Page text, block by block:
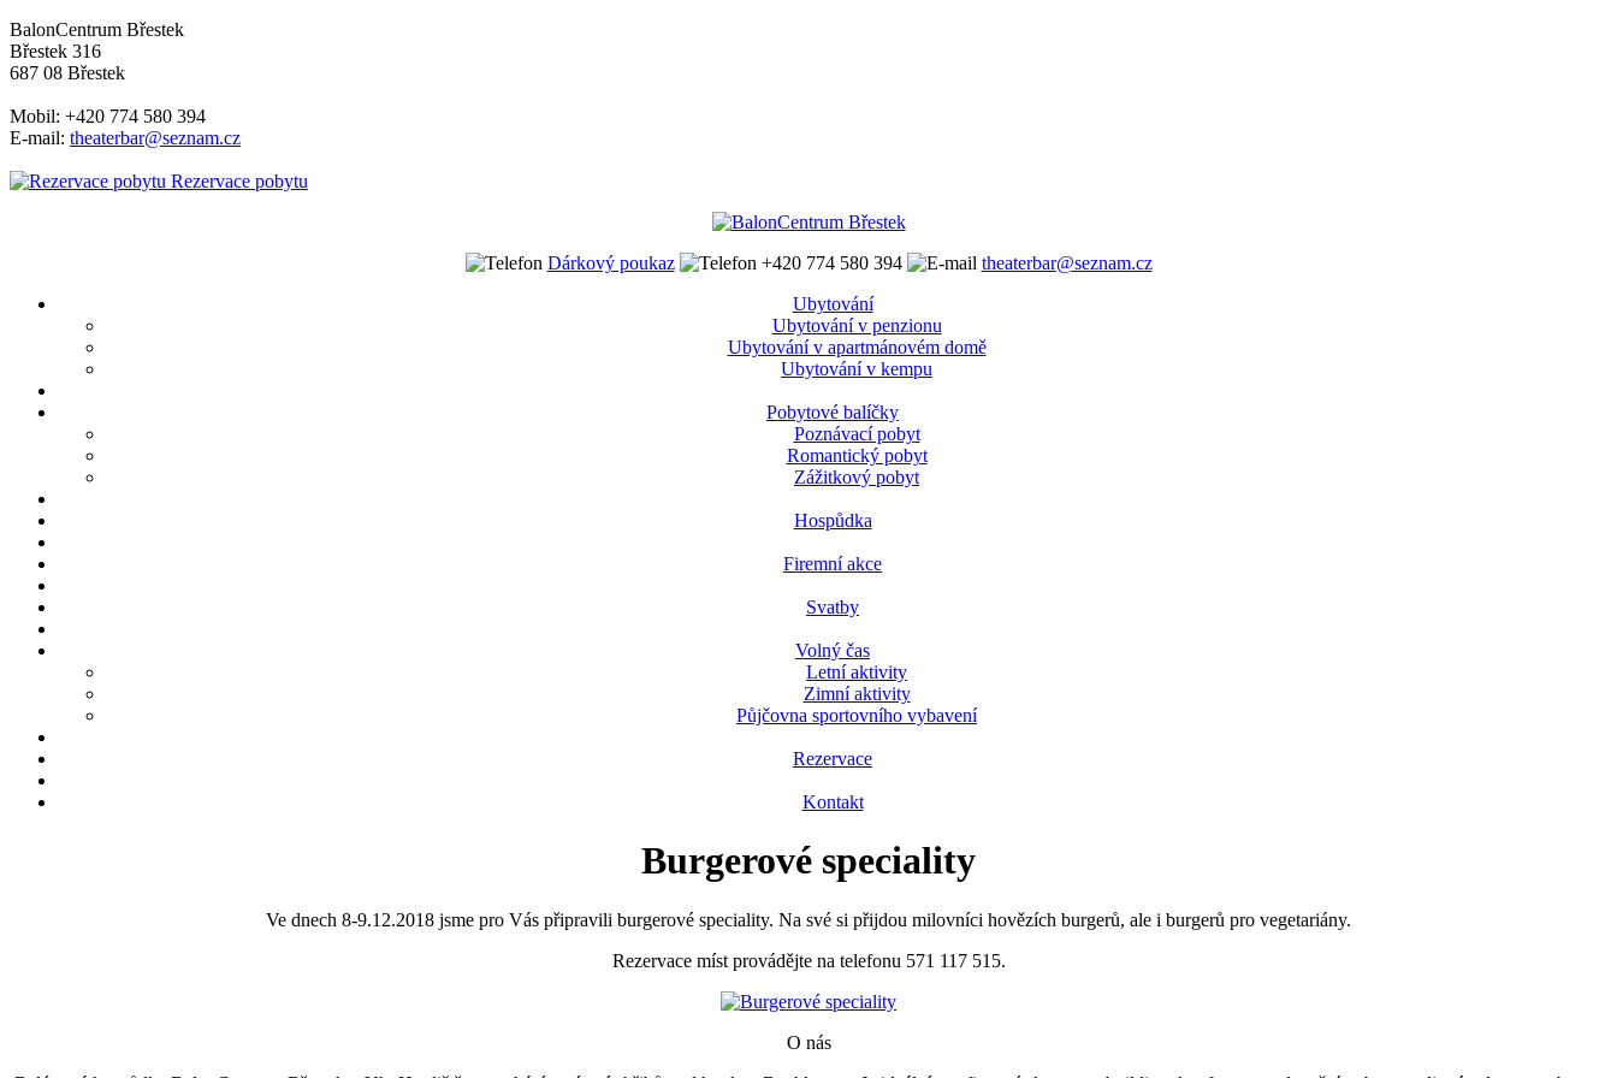
BalonCentrum Břestek
Břestek 316
687 08 Břestek
Mobil: +420 774 580 394
E-mail: theaterbar@seznam.cz
Rezervace pobytu
Dárkový poukaz +420 774 580 394
theaterbar@seznam.cz
Ubytování
Ubytování v penzionu
Ubytování v apartmánovém domě
Ubytování v kempu
Pobytové balíčky
Poznávací pobyt
Romantický pobyt
Zážitkový pobyt
Hospůdka
Firemní akce
Svatby
Volný čas
Letní aktivity
Zimní aktivity
Půjčovna sportovního vybavení
Rezervace
Kontakt
Burgerové speciality
Ve dnech 8-9.12.2018 jsme pro Vás připravili burgerové speciality. Na své si přijdou milovníci hovězích burgerů, ale i burgerů pro vegetariány.
Rezervace míst provádějte na telefonu 571 117 515.
O nás